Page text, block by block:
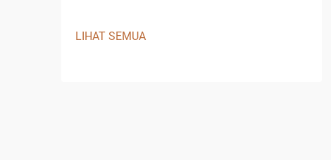
LIHAT SEMUA